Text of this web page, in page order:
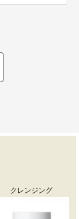
クレンジング